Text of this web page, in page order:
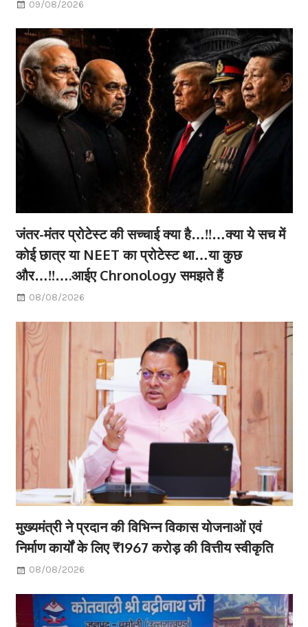
09/08/2026
जंतर-मंतर प्रोटेस्ट की सच्चाई क्या है…!!…क्या ये सच में
कोई छात्र या NEET का प्रोटेस्ट था…या कुछ
और…!!….आईए Chronology समझते हैं
08/08/2026
मुख्यमंत्री ने प्रदान की विभिन्न विकास योजनाओं एवं
निर्माण कार्यों के लिए ₹1967 करोड़ की वित्तीय स्वीकृति
08/08/2026